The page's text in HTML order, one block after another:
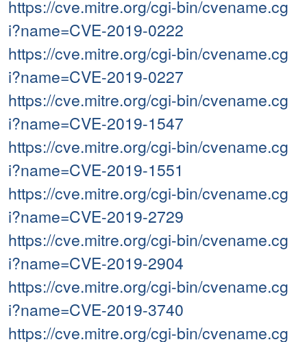
https://cve.mitre.org/cgi-bin/cvename.cg
i?name=CVE-2019-0222
https://cve.mitre.org/cgi-bin/cvename.cg
i?name=CVE-2019-0227
https://cve.mitre.org/cgi-bin/cvename.cg
i?name=CVE-2019-1547
https://cve.mitre.org/cgi-bin/cvename.cg
i?name=CVE-2019-1551
https://cve.mitre.org/cgi-bin/cvename.cg
i?name=CVE-2019-2729
https://cve.mitre.org/cgi-bin/cvename.cg
i?name=CVE-2019-2904
https://cve.mitre.org/cgi-bin/cvename.cg
i?name=CVE-2019-3740
https://cve.mitre.org/cgi-bin/cvename.cg